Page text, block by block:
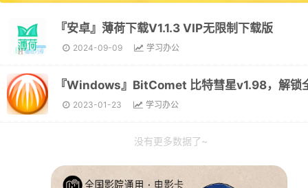
『安卓』薄荷下载V1.1.3 VIP无限制下载版
2024-09-09 学习办公
2023-01-23 学习办公
没有更多数据了~